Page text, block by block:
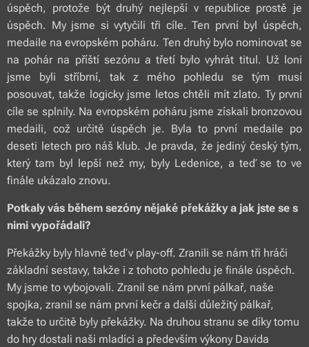
úspěch, protože být druhý nejlepší v republice prostě je
úspěch. My jsme si vytyčili tři cíle. Ten první byl úspěch,
medaile na evropském poháru. Ten druhý bylo nominovat se
na pohár na příští sezónu a třetí bylo vyhrát titul. Už loni
jsme byli stříbrní, tak z mého pohledu se tým musí
posouvat, takže logicky jsme letos chtěli mít zlato. Ty první
cíle se splnily. Na evropském poháru jsme získali bronzovou
medaili, což určitě úspěch je. Byla to první medaile po
deseti letech pro náš klub. Je pravda, že jediný český tým,
který tam byl lepší než my, byly Ledenice, a teď se to ve
finále ukázalo znovu.
Potkaly vás během sezóny nějaké překážky a jak jste se s
nimi vypořádali?
Překážky byly hlavně teď v play-off. Zranili se nám tři hráči
základní sestavy, takže i z tohoto pohledu je finále úspěch.
My jsme to vybojovali. Zranil se nám první pálkař, naše
spojka, zranil se nám první kečr a další důležitý pálkař,
takže to určitě byly překážky. Na druhou stranu se díky tomu
do hry dostali naši mladíci a především výkony Davida